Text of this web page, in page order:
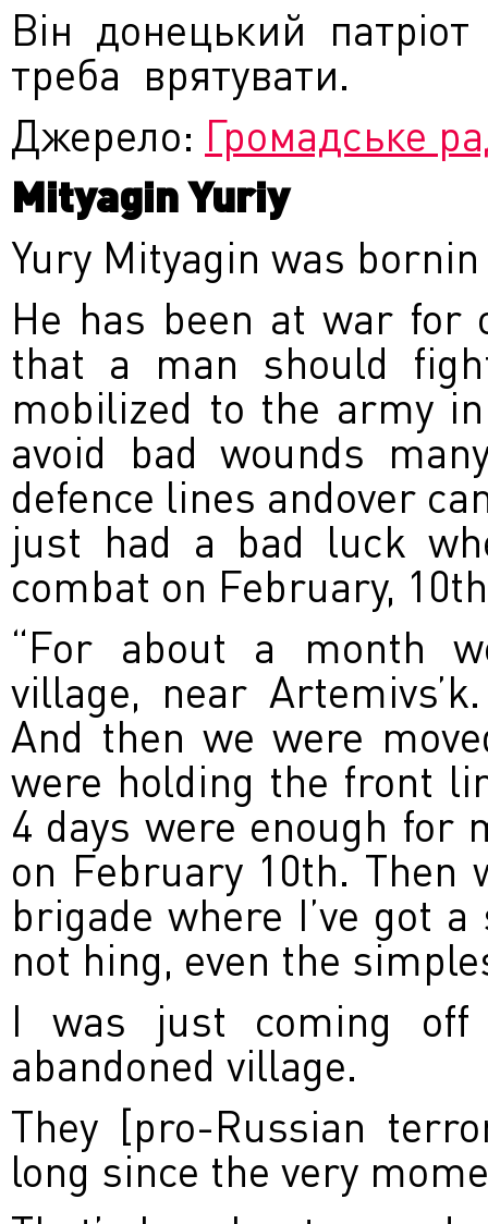
Він донецький
треба врятувати.
Джерело: Громадське
Mityagin Yuriy
Yury Mityagin was
He has been at war for
that a man should
mobilized to the army
avoid bad wounds
defence lines andover
just had a bad luck
combat on February,
“For about a month
village, near
And then we were
were holding the front
4 days were enough for
on February 10th. Then
brigade where I’ve got
not hing, even the
I was just coming off
abandoned village.
They [pro-Russian
long since the very